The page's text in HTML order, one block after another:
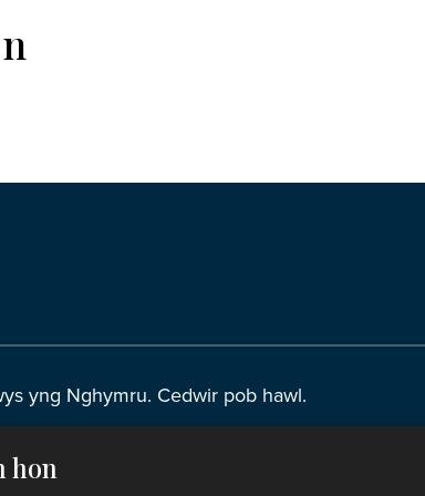
yng Nghymru. Cedwir pob hawl.
|Hysbysiad preifatrwydd
hon